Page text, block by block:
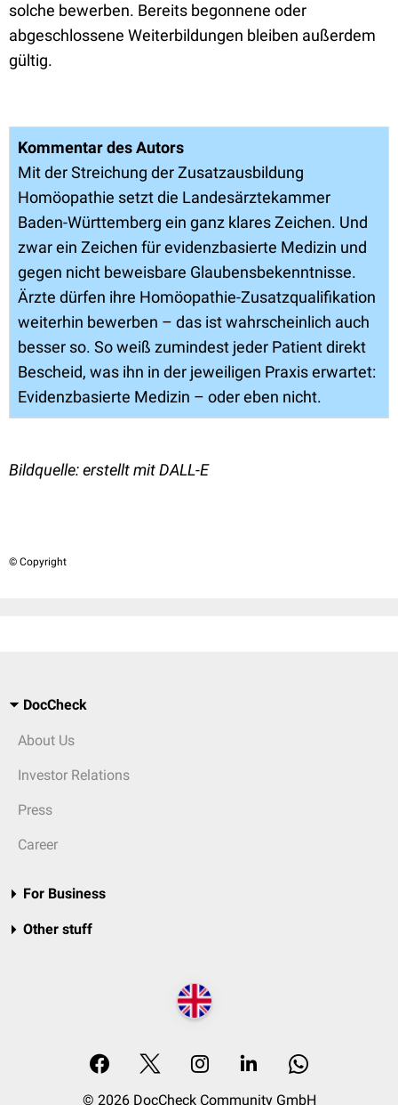
solche bewerben. Bereits begonnene oder
abgeschlossene Weiterbildungen bleiben außerdem
gültig.
Kommentar des Autors
Mit der Streichung der Zusatzausbildung
Homöopathie setzt die Landesärztekammer
Baden-Württemberg ein ganz klares Zeichen. Und
zwar ein Zeichen für evidenzbasierte Medizin und
gegen nicht beweisbare Glaubensbekenntnisse.
Ärzte dürfen ihre Homöopathie-Zusatzqualifikation
weiterhin bewerben – das ist wahrscheinlich auch
besser so. So weiß zumindest jeder Patient direkt
Bescheid, was ihn in der jeweiligen Praxis erwartet:
Evidenzbasierte Medizin – oder eben nicht.
Bildquelle: erstellt mit DALL-E
© Copyright
DocCheck
About Us
Investor Relations
Press
Career
For Business
Other stuff
© 2026 DocCheck Community GmbH